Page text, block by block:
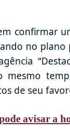
confirmar
no
mesmo
de seu
avisar a